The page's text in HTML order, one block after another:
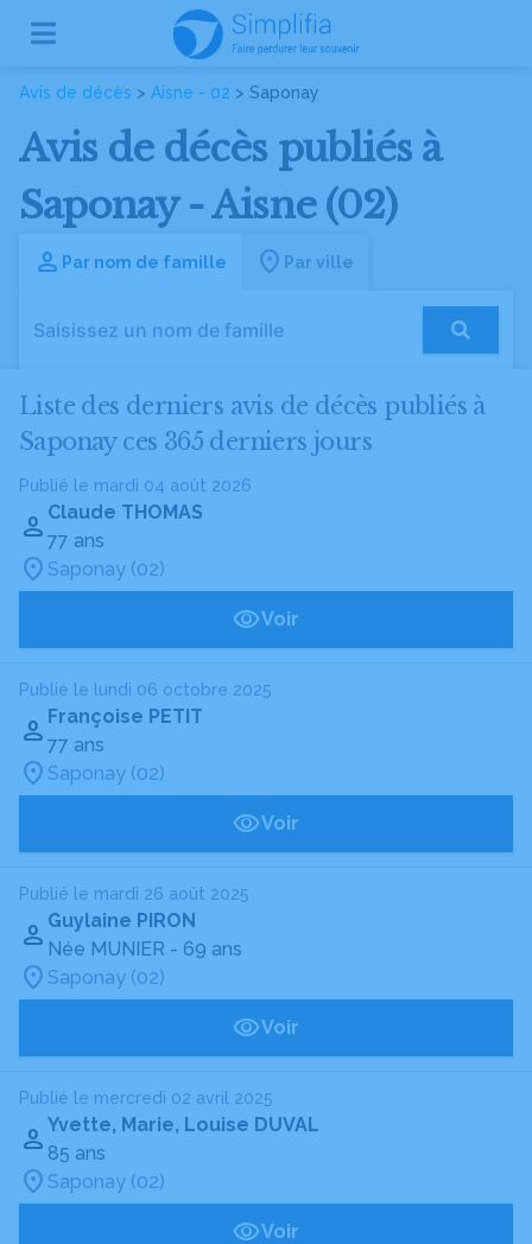
Avis de décès > Aisne - 02 > Saponay
Avis de décès publiés à
Saponay - Aisne (02)
Par nom de famille Par ville
Liste des derniers avis de décès publiés à
Saponay ces 365 derniers jours
Publié le mardi 04 août 2026
Claude THOMAS
77 ans
Saponay (02)
Voir
Publié le lundi 06 octobre 2025
Françoise PETIT
77 ans
Saponay (02)
Voir
Publié le mardi 26 août 2025
Guylaine PIRON
Née MUNIER - 69 ans
Saponay (02)
Voir
Publié le mercredi 02 avril 2025
Yvette, Marie, Louise DUVAL
85 ans
Saponay (02)
Voir